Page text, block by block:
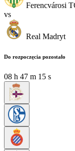
Ferencvárosi
vs
Real Madryt
Do rozpoczęcia pozostało
08 h 47 m 14 s